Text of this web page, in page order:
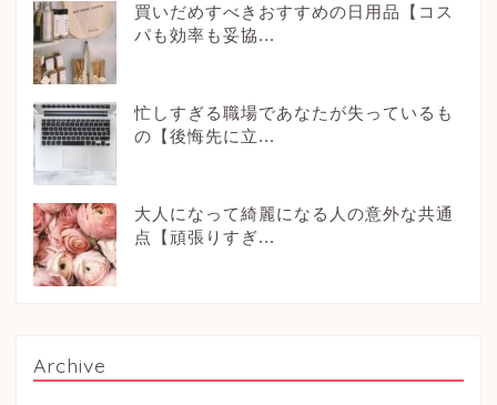
買いだめすべきおすすめの日用品【コス
パも効率も妥協...
忙しすぎる職場であなたが失っているも
の【後悔先に立...
大人になって綺麗になる人の意外な共通
点【頑張りすぎ...
Archive